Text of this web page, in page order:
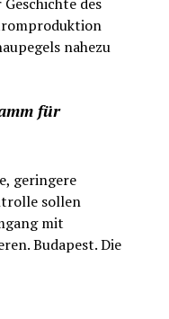
nahezu
für
geringere
sollen
mit
Budapest. Die